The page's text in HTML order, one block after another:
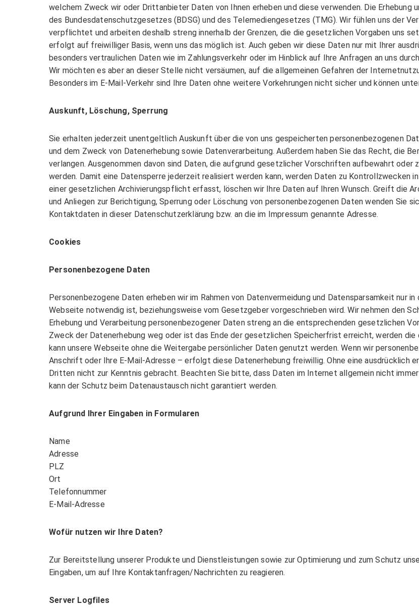
PROZESS- & DOKUMENTENMANAGEMENT
Zeiterfassung
Dokumentenmanagement ELO ECM Suite
ELO for DATEV
STC – ELO4Sage
STC – Datev & Addison
Multifunktionsgeräte
» Drucken, Scannen, Kopieren und Faxen mit einem Multifunktionsgerät, auch
welchem Zweck wir oder Drittanbieter Daten von Ihnen erheben und diese verwenden. Die
des Bundesdatenschutzgesetzes (BDSG) und des Telemediengesetzes (TMG). Wir fühlen uns der
verpflichtet und arbeiten deshalb streng innerhalb der Grenzen, die die gesetzlichen Vorgaben uns
erfolgt auf freiwilliger Basis, wenn uns das möglich ist. Auch geben wir diese Daten nur mit Ihrer
besonders vertraulichen Daten wie im Zahlungsverkehr oder im Hinblick auf Ihre Anfragen an uns
Wir möchten es aber an dieser Stelle nicht versäumen, auf die allgemeinen Gefahren der
Besonders im E-Mail-Verkehr sind Ihre Daten ohne weitere Vorkehrungen nicht sicher und können
Auskunft, Löschung, Sperrung
Sie erhalten jederzeit unentgeltlich Auskunft über die von uns gespeicherten personenbezogenen
und dem Zweck von Datenerhebung sowie Datenverarbeitung. Außerdem haben Sie das Recht, die
verlangen. Ausgenommen davon sind Daten, die aufgrund gesetzlicher Vorschriften aufbewahrt
werden. Damit eine Datensperre jederzeit realisiert werden kann, werden Daten zu Kontrollzwecken
einer gesetzlichen Archivierungspflicht erfasst, löschen wir Ihre Daten auf Ihren Wunsch. Greift die
und Anliegen zur Berichtigung, Sperrung oder Löschung von personenbezogenen Daten wenden Sie
Kontaktdaten in dieser Datenschutzerklärung bzw. an die im Impressum genannte Adresse.
Cookies
Personenbezogene Daten
Personenbezogene Daten erheben wir im Rahmen von Datenvermeidung und Datensparsamkeit nur
Webseite notwendig ist, beziehungsweise vom Gesetzgeber vorgeschrieben wird. Wir nehmen den
Erhebung und Verarbeitung personenbezogener Daten streng an die entsprechenden gesetzlichen
Zweck der Datenerhebung weg oder ist das Ende der gesetzlichen Speicherfrist erreicht, werden
kann unsere Webseite ohne die Weitergabe persönlicher Daten genutzt werden. Wenn wir
Anschrift oder Ihre E-Mail-Adresse – erfolgt diese Datenerhebung freiwillig. Ohne eine ausdrücklich
Dritten nicht zur Kenntnis gebracht. Beachten Sie bitte, dass Daten im Internet allgemein nicht
kann der Schutz beim Datenaustausch nicht garantiert werden.
Aufgrund Ihrer Eingaben in Formularen
Name
Adresse
PLZ
Ort
Telefonnummer
E-Mail-Adresse
Wofür nutzen wir Ihre Daten?
Zur Bereitstellung unserer Produkte und Dienstleistungen sowie zur Optimierung und zum Schutz
Eingaben, um auf Ihre Kontaktanfragen/Nachrichten zu reagieren.
Server Logfiles